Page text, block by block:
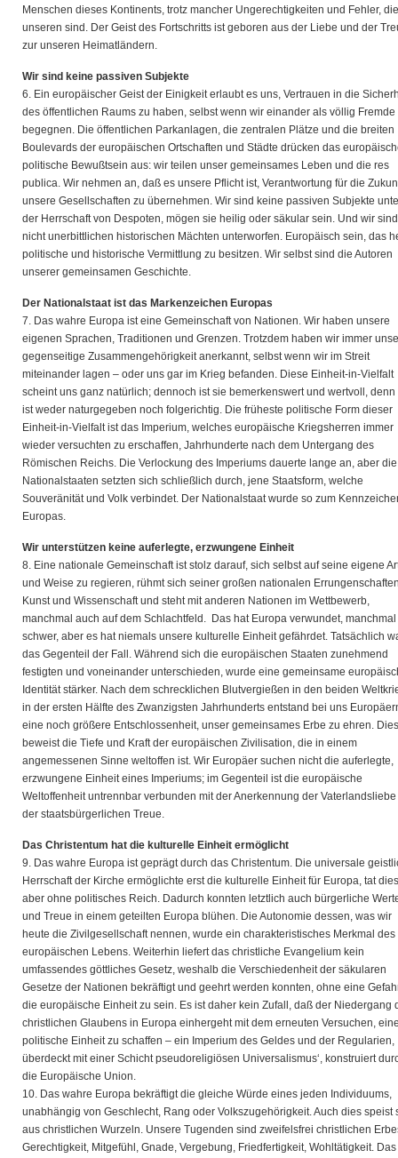
Menschen dieses Kontinents, trotz mancher Ungerechtigkeiten und Fehler, die
unseren sind. Der Geist des Fortschritts ist geboren aus der Liebe und der
zur unseren Heimatländern.
Wir sind keine passiven Subjekte
6. Ein europäischer Geist der Einigkeit erlaubt es uns, Vertrauen in die
des öffentlichen Raums zu haben, selbst wenn wir einander als völlig Fremde
begegnen. Die öffentlichen Parkanlagen, die zentralen Plätze und die breiten
Boulevards der europäischen Ortschaften und Städte drücken das
politische Bewußtsein aus: wir teilen unser gemeinsames Leben und die res
publica. Wir nehmen an, daß es unsere Pflicht ist, Verantwortung für die
unsere Gesellschaften zu übernehmen. Wir sind keine passiven Subjekte
der Herrschaft von Despoten, mögen sie heilig oder säkular sein. Und wir sind
nicht unerbittlichen historischen Mächten unterworfen. Europäisch sein, das
politische und historische Vermittlung zu besitzen. Wir selbst sind die Autoren
unserer gemeinsamen Geschichte.
Der Nationalstaat ist das Markenzeichen Europas
7. Das wahre Europa ist eine Gemeinschaft von Nationen. Wir haben unsere
eigenen Sprachen, Traditionen und Grenzen. Trotzdem haben wir immer
gegenseitige Zusammengehörigkeit anerkannt, selbst wenn wir im Streit
miteinander lagen – oder uns gar im Krieg befanden. Diese Einheit-in-Vielfalt
scheint uns ganz natürlich; dennoch ist sie bemerkenswert und wertvoll, denn
ist weder naturgegeben noch folgerichtig. Die früheste politische Form dieser
Einheit-in-Vielfalt ist das Imperium, welches europäische Kriegsherren immer
wieder versuchten zu erschaffen, Jahrhunderte nach dem Untergang des
Römischen Reichs. Die Verlockung des Imperiums dauerte lange an, aber die
Nationalstaaten setzten sich schließlich durch, jene Staatsform, welche
Souveränität und Volk verbindet. Der Nationalstaat wurde so zum
Europas.
Wir unterstützen keine auferlegte, erzwungene Einheit
8. Eine nationale Gemeinschaft ist stolz darauf, sich selbst auf seine eigene
und Weise zu regieren, rühmt sich seiner großen nationalen
Kunst und Wissenschaft und steht mit anderen Nationen im Wettbewerb,
manchmal auch auf dem Schlachtfeld. Das hat Europa verwundet, manchmal
schwer, aber es hat niemals unsere kulturelle Einheit gefährdet. Tatsächlich
das Gegenteil der Fall. Während sich die europäischen Staaten zunehmend
festigten und voneinander unterschieden, wurde eine gemeinsame
Identität stärker. Nach dem schrecklichen Blutvergießen in den beiden
in der ersten Hälfte des Zwanzigsten Jahrhunderts entstand bei uns
eine noch größere Entschlossenheit, unser gemeinsames Erbe zu ehren. Dies
beweist die Tiefe und Kraft der europäischen Zivilisation, die in einem
angemessenen Sinne weltoffen ist. Wir Europäer suchen nicht die auferlegte,
erzwungene Einheit eines Imperiums; im Gegenteil ist die europäische
Weltoffenheit untrennbar verbunden mit der Anerkennung der
der staatsbürgerlichen Treue.
Das Christentum hat die kulturelle Einheit ermöglicht
9. Das wahre Europa ist geprägt durch das Christentum. Die universale
Herrschaft der Kirche ermöglichte erst die kulturelle Einheit für Europa, tat dies
aber ohne politisches Reich. Dadurch konnten letztlich auch bürgerliche
und Treue in einem geteilten Europa blühen. Die Autonomie dessen, was wir
heute die Zivilgesellschaft nennen, wurde ein charakteristisches Merkmal des
europäischen Lebens. Weiterhin liefert das christliche Evangelium kein
umfassendes göttliches Gesetz, weshalb die Verschiedenheit der säkularen
Gesetze der Nationen bekräftigt und geehrt werden konnten, ohne eine
die europäische Einheit zu sein. Es ist daher kein Zufall, daß der Niedergang
christlichen Glaubens in Europa einhergeht mit dem erneuten Versuchen,
politische Einheit zu schaffen – ein Imperium des Geldes und der Regularien,
überdeckt mit einer Schicht pseudoreligiösen Universalismus‘, konstruiert
die Europäische Union.
10. Das wahre Europa bekräftigt die gleiche Würde eines jeden Individuums,
unabhängig von Geschlecht, Rang oder Volkszugehörigkeit. Auch dies speist
aus christlichen Wurzeln. Unsere Tugenden sind zweifelsfrei christlichen
Gerechtigkeit, Mitgefühl, Gnade, Vergebung, Friedfertigkeit, Wohltätigkeit. Das